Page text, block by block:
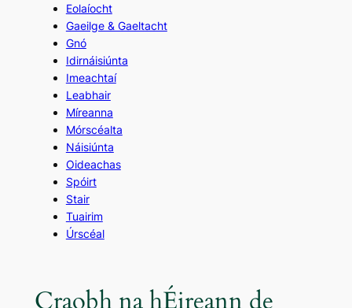
Eolaíocht
Gaeilge & Gaeltacht
Gnó
Idirnáisiúnta
Imeachtaí
Leabhair
Míreanna
Mórscéalta
Náisiúnta
Oideachas
Spóirt
Stair
Tuairim
Úrscéal
Craobh na hÉireann de